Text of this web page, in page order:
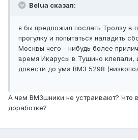
Belua сказал:
я бы предложил послать Тролзу в
прогулку и попытаться наладить
Москвы чего - нибудь более
время Икарусы в Тушино клепали,
довести до ума ВМЗ 5298
А чем ВМЗшники не устраивают? Что
доработке?